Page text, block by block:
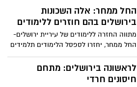
השכונות הכתומות אך מבדיקה של מצב
התחלואה בשכונות עולה כי חלקן לא עומדות
החינוך בעיר לא ייפתחו מחר ועד להודעה
חדשה
החל ממחר: אלה השכונות
בירושלים בהם חוזרים ללימודים
מתווה החזרה ללימודים של עיריית ירושלים-
החל ממחר, יחזרו לספסל הלימודים תלמידים
מגני הילדים וכיתות א'-ד' מ-18 שכונות ירוקות,
צהובות וגם כתומות בירושלים. ראש העיר
ירושלים, משה ליאון: "עיריית ירושלים ערוכה
לראשונה בירושלים: מתחם
חיסונים חרדי